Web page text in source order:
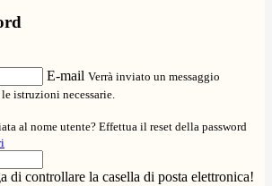
E-mail Verrà inviato un messaggio
istruzioni necessarie.
al nome utente? Effettua il reset della password
di controllare la casella di posta elettronica!